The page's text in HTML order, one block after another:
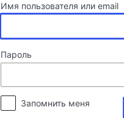
Имя пользователя или email
Пароль
Запомнить меня